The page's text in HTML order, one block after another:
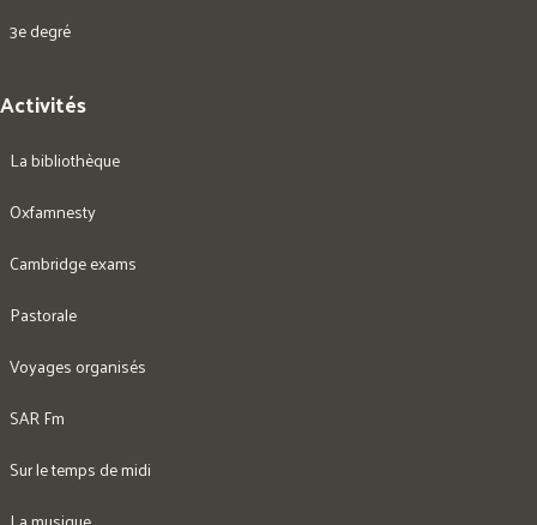
3e degré
Activités
La bibliothèque
Oxfamnesty
Cambridge exams
Pastorale
Voyages organisés
SAR Fm
Sur le temps de midi